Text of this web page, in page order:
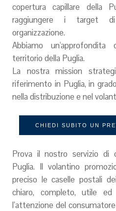
copertura capillare della
raggiungere i target
organizzazione.
Abbiamo
territorio della Puglia.
La nostra mission
riferimento in Puglia, in
nella distribuzione e nel
CHIEDI SUBITO UN
Prova il nostro servizio di
Puglia. Il volantino
preciso le caselle postali
chiaro, completo, utile
l’attenzione del